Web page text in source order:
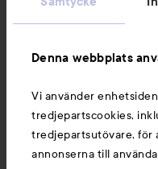
Denna webbplats
Vi använder
tredjepartscookies,
tredjepartsutövare, för
annonserna till